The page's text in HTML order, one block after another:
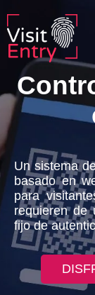
Un sistema
basado en
para
requieren de
fijo de